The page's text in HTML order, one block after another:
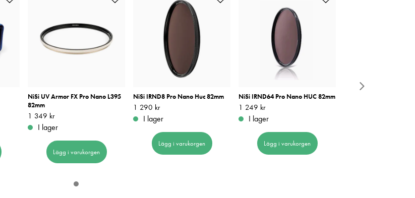
NiSi UV Armor FX Pro Nano L395
82mm
Pris:1 349 kr
1 349 kr
I lager
Lägg i varukorgen
NiSi IRND8 Pro Nano Huc 82mm
Pris:1 290 kr
1 290 kr
I lager
Lägg i varukorgen
NiSi IRND64 Pro Nano HUC 82mm
Pris:1 249 kr
1 249 kr
I lager
Lägg i varukorgen